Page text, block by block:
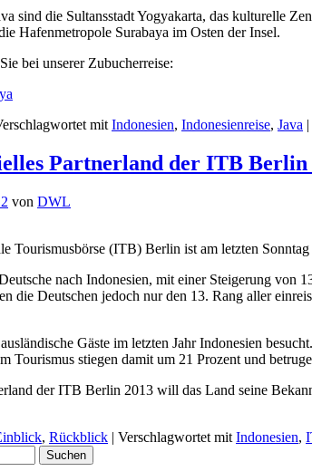
sind die Sultansstadt Yogyakarta, das kulturelle
Hafenmetropole Surabaya im Osten der Insel.
bei unserer Zubucherreise:
mit Indonesien, Indonesienreise, Java |
Partnerland der ITB Berlin
von DWL
Tourismusbörse (ITB) Berlin ist am letzten
nach Indonesien, mit einer Steigerung von
die Deutschen jedoch nur den 13. Rang aller
Gäste im letzten Jahr Indonesien
Tourismus stiegen damit um 21 Prozent und
der ITB Berlin 2013 will das Land seine
, Rückblick | Verschlagwortet mit Indonesien,